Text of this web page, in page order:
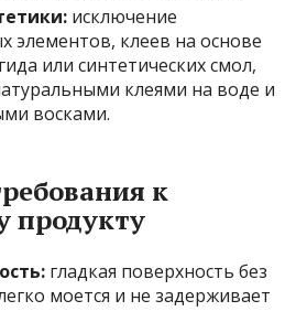
исключение
элементов, клеев на основе
или синтетических смол,
клеями на воде и
восками.
к
продукту
гладкая поверхность без
моется и не задерживает